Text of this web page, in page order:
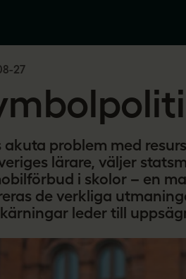
27
akuta problem med
lärare, väljer
i skolor – en
de verkliga
leder till